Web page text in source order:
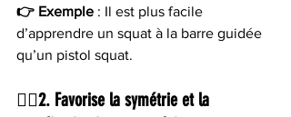
👉 Exemple : Il est plus facile
d’apprendre un squat à la barre guidée
qu’un pistol squat.
🧍‍♂️2. Favorise la symétrie et la